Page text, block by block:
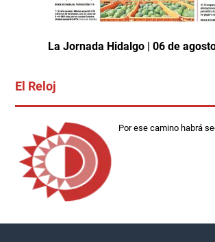
La Jornada Hidalgo | 06 de
El Reloj
Por ese camino habrá